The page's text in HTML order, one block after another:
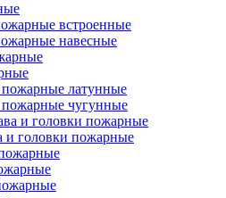
встроенные
навесные
латунные
чугунные
и головки пожарные